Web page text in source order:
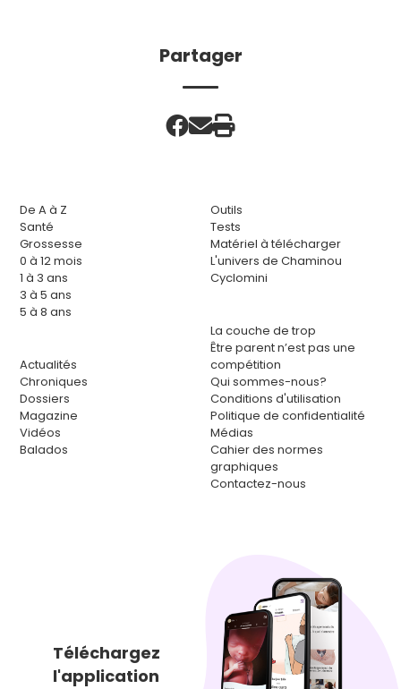
Partager
De A à Z
Santé
Grossesse
0 à 12 mois
1 à 3 ans
3 à 5 ans
5 à 8 ans
Actualités
Chroniques
Dossiers
Magazine
Vidéos
Balados
Outils
Tests
Matériel à télécharger
L'univers de Chaminou
Cyclomini
La couche de trop
Être parent n’est pas une
compétition
Qui sommes-nous?
Conditions d'utilisation
Politique de confidentialité
Médias
Cahier des normes
graphiques
Contactez-nous
Téléchargez
l'application